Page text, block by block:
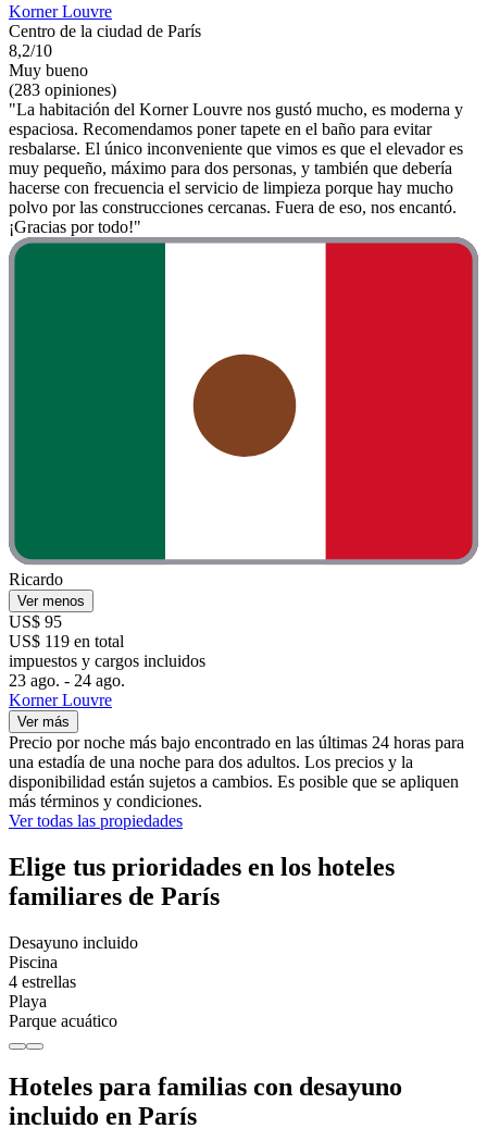
Korner Louvre
Centro de la ciudad de París
8,2/10
Muy bueno
(283 opiniones)
"La habitación del Korner Louvre nos gustó mucho, es moderna y
espaciosa. Recomendamos poner tapete en el baño para evitar
resbalarse. El único inconveniente que vimos es que el elevador es
muy pequeño, máximo para dos personas, y también que debería
hacerse con frecuencia el servicio de limpieza porque hay mucho
polvo por las construcciones cercanas. Fuera de eso, nos encantó.
¡Gracias por todo!"
Ricardo
Ver menos
US$ 95
US$ 119 en total
impuestos y cargos incluidos
23 ago. - 24 ago.
Korner Louvre
Ver más
Precio por noche más bajo encontrado en las últimas 24 horas para
una estadía de una noche para dos adultos. Los precios y la
disponibilidad están sujetos a cambios. Es posible que se apliquen
más términos y condiciones.
Ver todas las propiedades
Elige tus prioridades en los hoteles
familiares de París
Desayuno incluido
Piscina
4 estrellas
Playa
Parque acuático
Hoteles para familias con desayuno
incluido en París